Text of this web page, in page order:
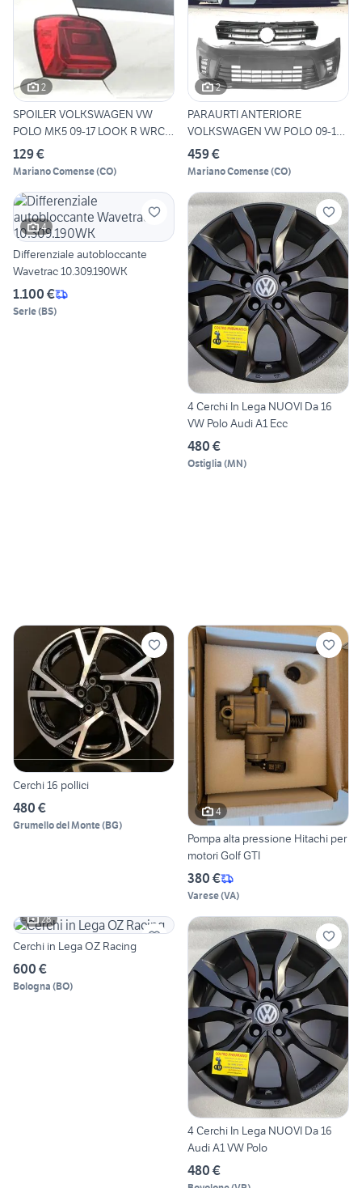
2
SPOILER VOLKSWAGEN VW
POLO MK5 09-17 LOOK R WRC
AB
129 €
Mariano Comense(CO)
2
PARAURTI ANTERIORE
VOLKSWAGEN VW POLO 09-17
LOOK W
459 €
Mariano Comense(CO)
4
Differenziale autobloccante
Wavetrac 10.309.190WK
1.100 €
Serle(BS)
4 Cerchi In Lega NUOVI Da 16
VW Polo Audi A1 Ecc
480 €
Ostiglia (MN)
Cerchi 16 pollici
480 €
Grumello del Monte(BG)
4
Pompa alta pressione Hitachi per
motori Golf GTI
380 €
Varese(VA)
28
Cerchi in Lega OZ Racing
600 €
Bologna (BO)
4 Cerchi In Lega NUOVI Da 16
Audi A1 VW Polo
480 €